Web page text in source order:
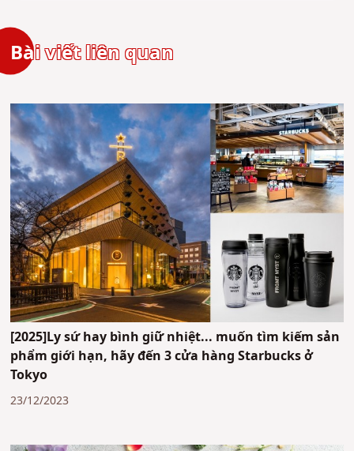
Bài viết liên quan
[2025]Ly sứ hay bình giữ nhiệt... muốn tìm kiếm sản
phẩm giới hạn, hãy đến 3 cửa hàng Starbucks ở
Tokyo
23/12/2023